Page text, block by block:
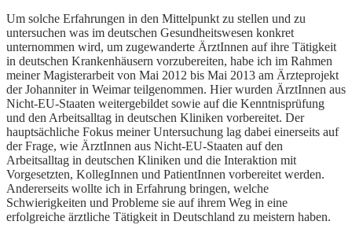
Um solche Erfahrungen in den Mittelpunkt zu stellen und zu
untersuchen was im deutschen Gesundheitswesen konkret
unternommen wird, um zugewanderte ÄrztInnen auf ihre Tätigkeit
in deutschen Krankenhäusern vorzubereiten, habe ich im Rahmen
meiner Magisterarbeit von Mai 2012 bis Mai 2013 am Ärzteprojekt
der Johanniter in Weimar teilgenommen. Hier wurden ÄrztInnen aus
Nicht-EU-Staaten weitergebildet sowie auf die Kenntnisprüfung
und den Arbeitsalltag in deutschen Kliniken vorbereitet. Der
hauptsächliche Fokus meiner Untersuchung lag dabei einerseits auf
der Frage, wie ÄrztInnen aus Nicht-EU-Staaten auf den
Arbeitsalltag in deutschen Kliniken und die Interaktion mit
Vorgesetzten, KollegInnen und PatientInnen vorbereitet werden.
Andererseits wollte ich in Erfahrung bringen, welche
Schwierigkeiten und Probleme sie auf ihrem Weg in eine
erfolgreiche ärztliche Tätigkeit in Deutschland zu meistern haben.